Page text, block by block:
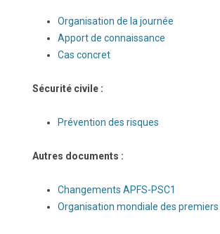
Organisation de la journée
Apport de connaissance
Cas concret
Sécurité civile :
Prévention des risques
Autres documents :
Changements APFS-PSC1
Organisation mondiale des